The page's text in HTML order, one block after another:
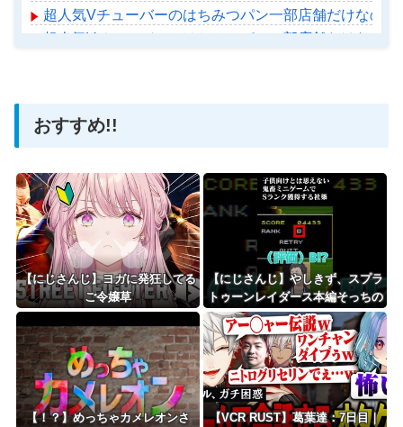
超人気Vチューバーのはちみつパン一部店舗だけなの
超人気Vチューバーのはちみつパン一部店舗だけなの
おすすめ!!
【にじさんじ】ヨガに発狂してる
ご令嬢草
【にじさんじ】やしきず、スプラ
トゥーンレイダース本編そっちの
けで極悪ミニゲームを極めようと
する
【！？】めっちゃカメレオンさ
【VCR RUST】葛葉達：7日目｜